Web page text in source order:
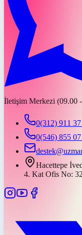
İletişim Merkezi (09.00
0(312) 911
0(546) 855
Hacettepe
4. Kat Ofis No: